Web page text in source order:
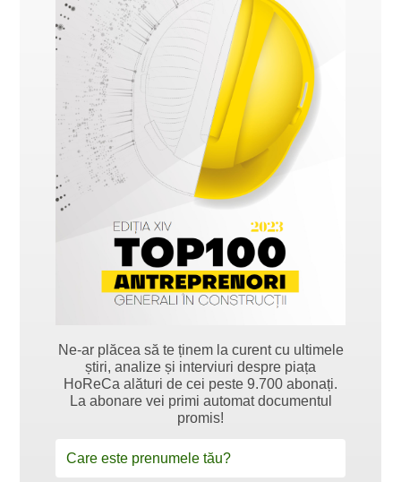
Ne-ar plăcea să te ținem la curent cu ultimele
știri, analize și interviuri despre piața
HoReCa alături de cei peste 9.700 abonați.
La abonare vei primi automat documentul
promis!